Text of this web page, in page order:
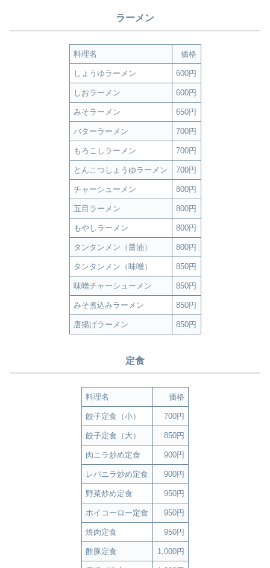
ラーメン
料理名 価格
しょうゆラーメン 600円
しおラーメン 600円
みそラーメン 650円
バターラーメン 700円
もろこしラーメン 700円
とんこつしょうゆラーメン 700円
チャーシューメン 800円
五目ラーメン 800円
もやしラーメン 800円
タンタンメン（醤油） 800円
タンタンメン（味噌） 850円
味噌チャーシューメン 850円
みそ煮込みラーメン 850円
唐揚げラーメン 850円
定食
料理名 価格
餃子定食（小） 700円
餃子定食（大） 850円
肉ニラ炒め定食 900円
レバニラ炒め定食 900円
野菜炒め定食 950円
ホイコーロー定食 950円
焼肉定食 950円
酢豚定食 1,000円